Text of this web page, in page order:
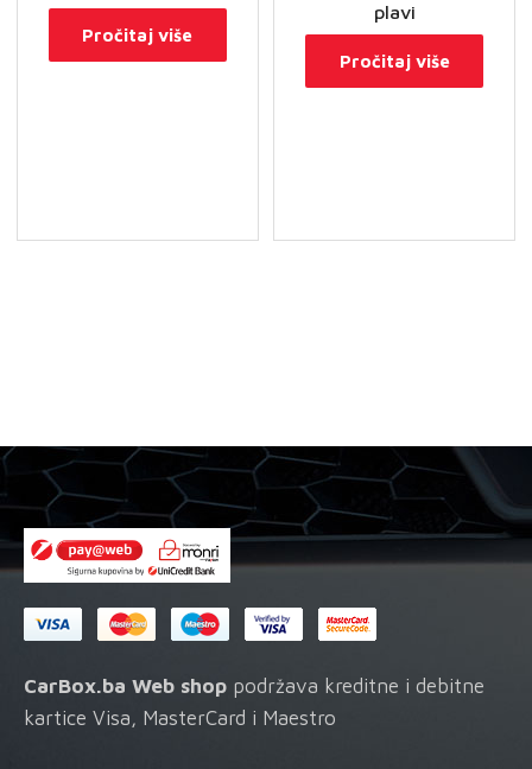
Pročitaj više
plavi
Pročitaj više
CarBox.ba Web shop podržava kreditne i debitne
kartice Visa, MasterCard i Maestro